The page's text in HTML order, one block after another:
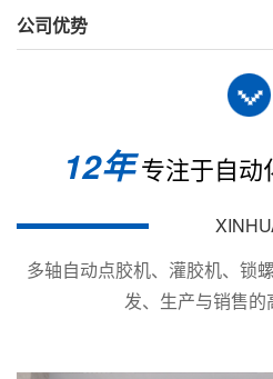
基本参数
公司优势
12年 专注于自动
多轴自动点胶机、灌胶机、锁
发、生产与销售的